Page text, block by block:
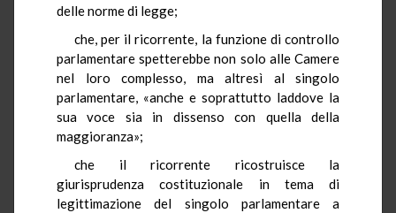
delle norme di legge;
che, per il ricorrente, la funzione di controllo
parlamentare spetterebbe non solo alle Camere
nel loro complesso, ma altresì al singolo
parlamentare, «anche e soprattutto laddove la
sua voce sia in dissenso con quella della
maggioranza»;
che il ricorrente ricostruisce la
giurisprudenza costituzionale in tema di
legittimazione del singolo parlamentare a